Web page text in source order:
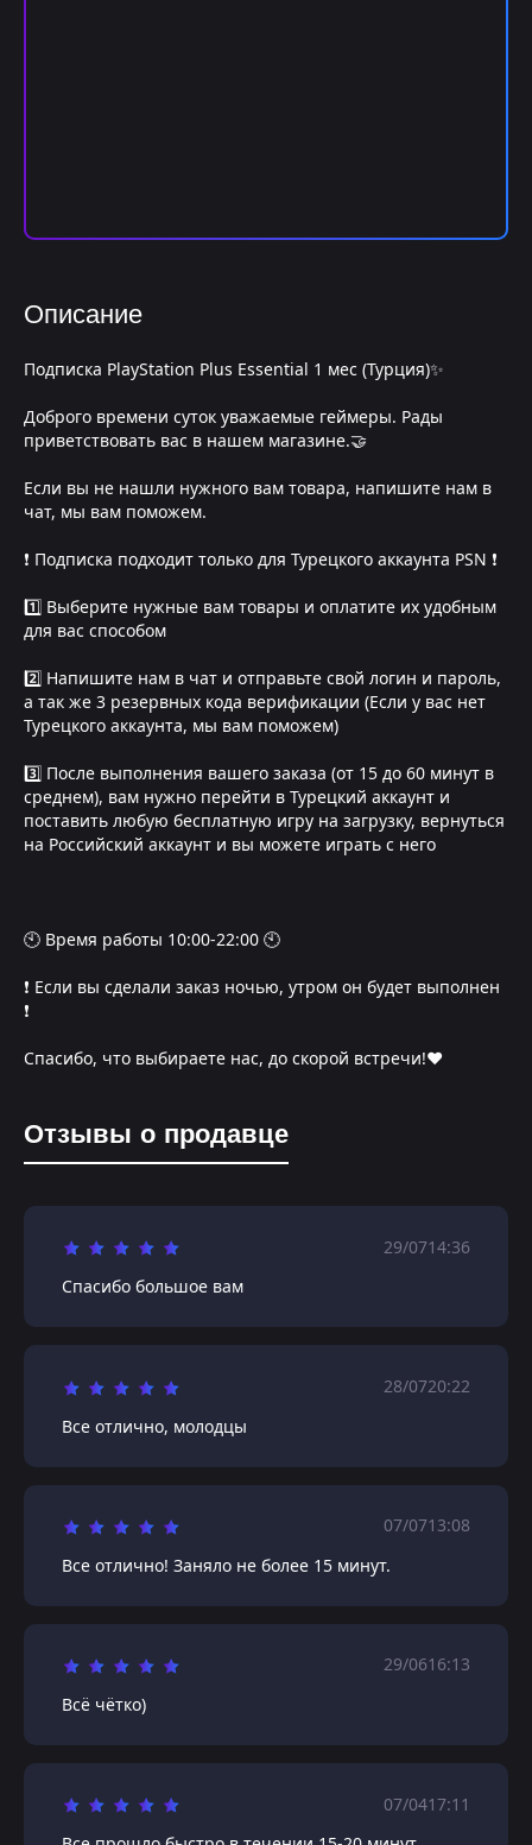
Описание
Подписка PlayStation Plus Essential 1 мес (Турция)✨
Доброго времени суток уважаемые геймеры. Рады
приветствовать вас в нашем магазине.🤝
Если вы не нашли нужного вам товара, напишите нам в
чат, мы вам поможем.
❗️ Подписка подходит только для Турецкого аккаунта PSN ❗️
1️⃣ Выберите нужные вам товары и оплатите их удобным
для вас способом
2️⃣ Напишите нам в чат и отправьте свой логин и пароль,
а так же 3 резервных кода верификации (Если у вас нет
Турецкого аккаунта, мы вам поможем)
3️⃣ После выполнения вашего заказа (от 15 до 60 минут в
среднем), вам нужно перейти в Турецкий аккаунт и
поставить любую бесплатную игру на загрузку, вернуться
на Российский аккаунт и вы можете играть с него
🕙 Время работы 10:00-22:00 🕙
❗️ Если вы сделали заказ ночью, утром он будет выполнен
❗️
Спасибо, что выбираете нас, до скорой встречи!❤️
Отзывы о продавце
29/0714:36
Спасибо большое вам
28/0720:22
Все отлично, молодцы
07/0713:08
Все отлично! Заняло не более 15 минут.
29/0616:13
Всё чётко)
07/0417:11